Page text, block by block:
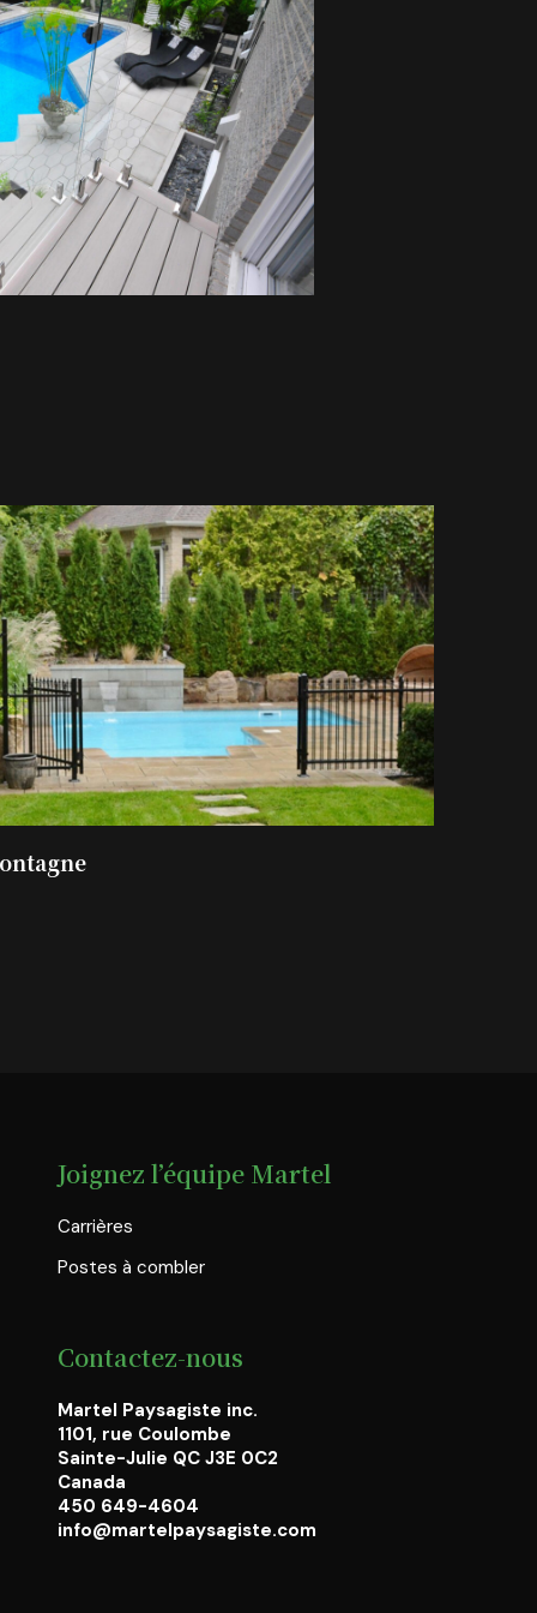
Joignez l’équipe Martel
Carrières
Postes à combler
Contactez-nous
Martel Paysagiste inc.
1101, rue Coulombe
Sainte-Julie QC J3E 0C2
Canada
450 649-4604
info@martelpaysagiste.com